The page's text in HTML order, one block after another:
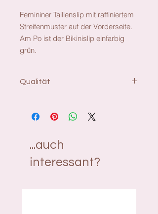
Femininer Taillenslip mit raffiniertem
Streifenmuster auf der Vorderseite.
Am Po ist der Bikinislip einfarbig
grün.
Qualität
Elasthan:14%, Polyester:2%,
Metallfaser:1%
...auch
interessant?